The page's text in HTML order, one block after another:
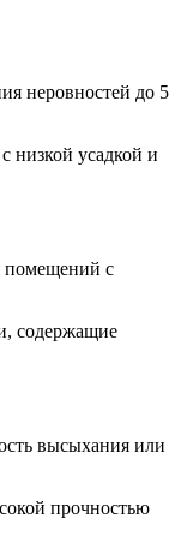
неровностей до 5
низкой усадкой и
помещений с
содержащие
высыхания или
прочностью